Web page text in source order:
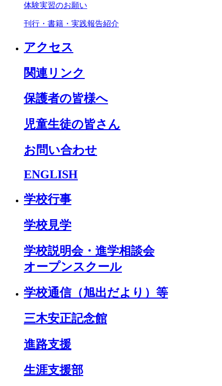
体験実習のお願い
刊行・書籍・実践報告紹介
アクセス
関連リンク
保護者の皆様へ
児童生徒の皆さん
お問い合わせ
ENGLISH
学校行事
学校見学
学校説明会・進学相談会
オープンスクール
学校通信（旭出だより）等
三木安正記念館
進路支援
生涯支援部